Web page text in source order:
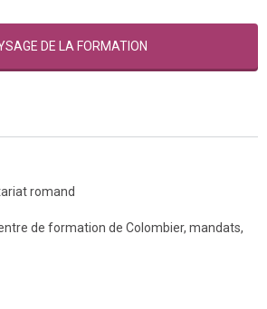
DE LA FORMATION
romand
de formation de Colombier, mandats,